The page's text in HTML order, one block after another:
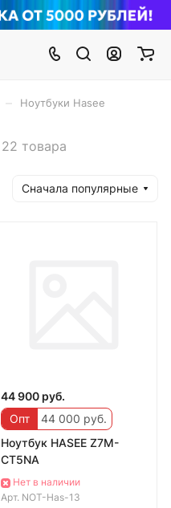
Ноутбуки Hasee
22 товара
Сначала популярные
44 900 руб.
Опт
44 000 руб.
Ноутбук HASEE Z7M-
CT5NA
Нет в наличии
Арт. NOT-Has-13